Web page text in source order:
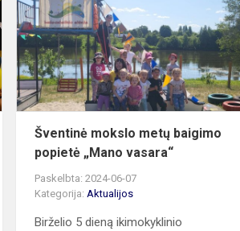
tak
laikrodukas
tiksi...
Šventinė mokslo metų baigimo
popietė „Mano vasara“
Paskelbta: 2024-06-07
Kategorija:Aktualijos
Birželio 5 dieną ikimokyklinio